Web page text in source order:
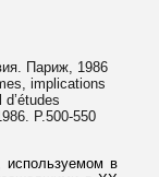
Париж, 1986
implications
P.500-550
используемом в